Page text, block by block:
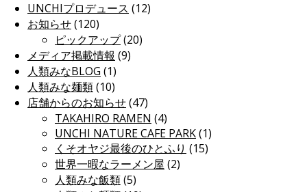
UNCHIプロデュース (12)
お知らせ(120)
ピックアップ(20)
メディア掲載情報 (9)
人類みなBLOG (1)
人類みな麺類(10)
店舗からのお知らせ(47)
TAKAHIRO RAMEN (4)
UNCHI NATURE CAFE PARK(1)
くそオヤジ最後のひとふり (15)
世界一暇なラーメン屋(2)
人類みな飯類(5)